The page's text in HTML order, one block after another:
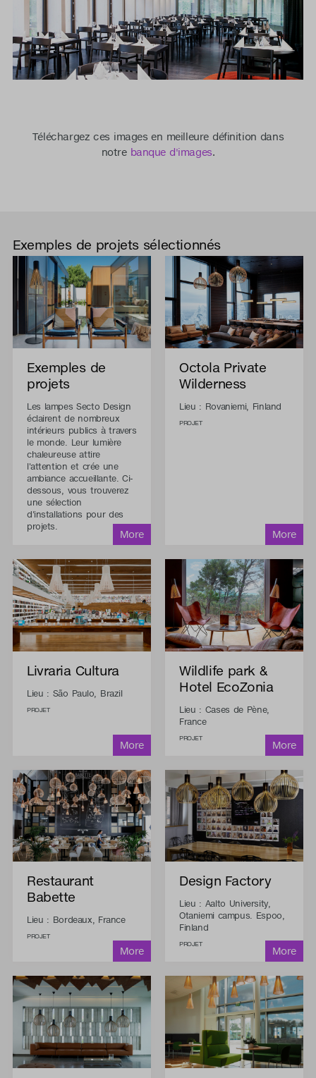
Téléchargez ces images en meilleure définition dans
notre banque d'images.
Exemples de projets sélectionnés
Exemples de
projets
Les lampes Secto Design
éclairent de nombreux
intérieurs publics à travers
le monde. Leur lumière
chaleureuse attire
l'attention et crée une
ambiance accueillante. Ci-
dessous, vous trouverez
une sélection
d'installations pour des
projets.
Octola Private
Wilderness
Lieu : Rovaniemi, Finland
PROJET
Livraria Cultura
Lieu : São Paulo, Brazil
PROJET
Wildlife park &
Hotel EcoZonia
Lieu : Cases de Pène,
France
PROJET
Restaurant
Babette
Lieu : Bordeaux, France
PROJET
Design Factory
Lieu : Aalto University,
Otaniemi campus. Espoo,
Finland
PROJET